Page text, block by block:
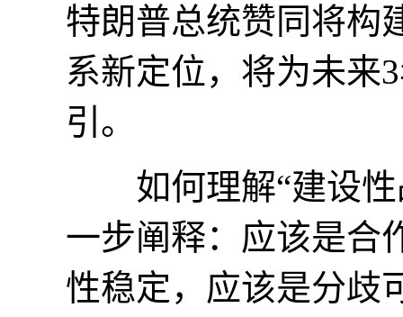
特朗普总统赞同将构
系新定位，将为未来
引。
如何理解“建设性
一步阐释：应该是合
性稳定，应该是分歧